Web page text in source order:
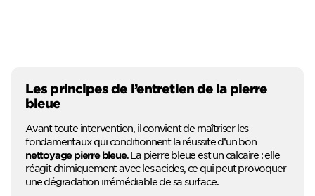
Les principes de l’entretien de la pierre
bleue
Avant toute intervention, il convient de maîtriser les
fondamentaux qui conditionnent la réussite d’un bon
nettoyage pierre bleue. La pierre bleue est un calcaire : elle
réagit chimiquement avec les acides, ce qui peut provoquer
une dégradation irrémédiable de sa surface.